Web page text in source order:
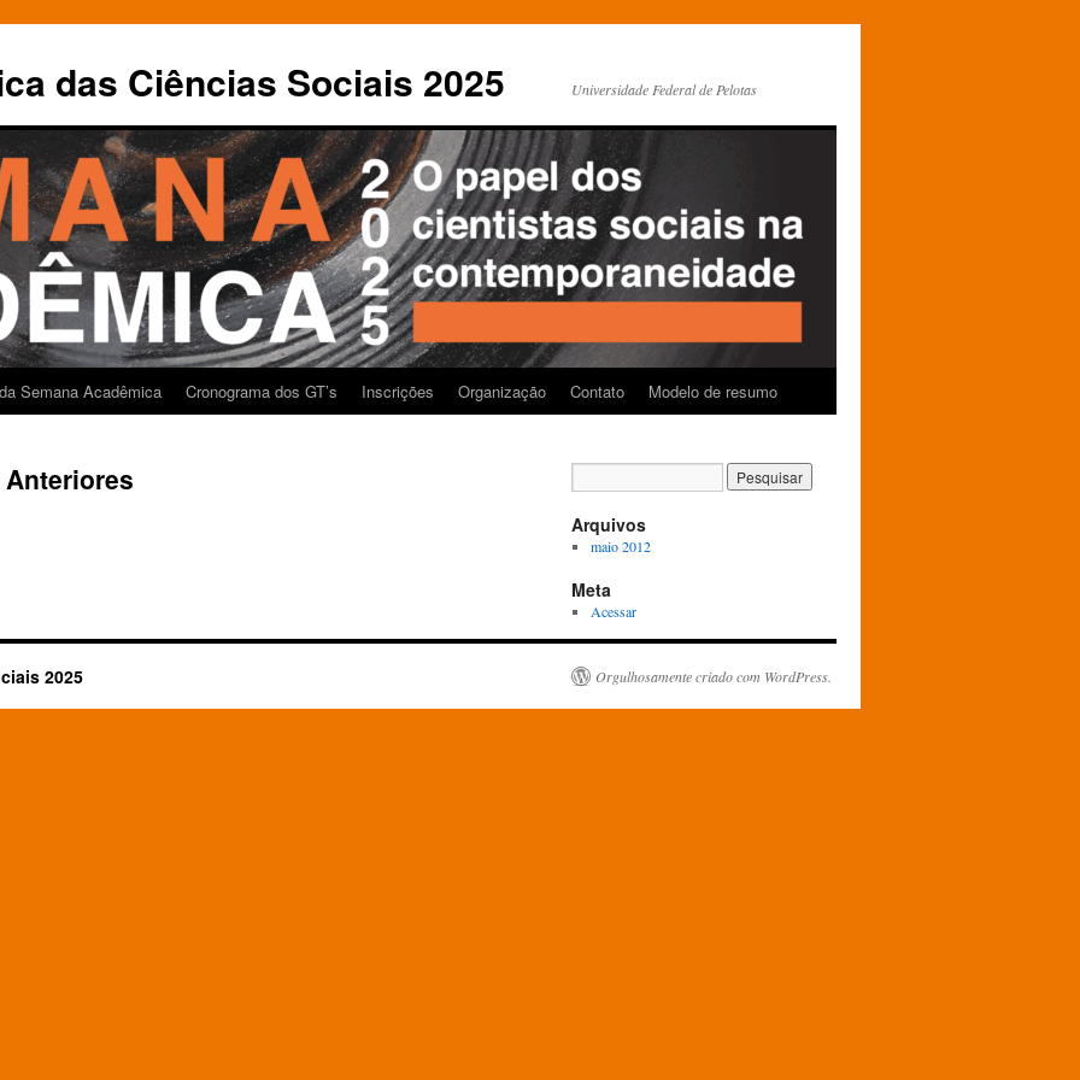
das Ciências Sociais 2025 Universidade Federal de Pelotas
Semana Acadêmica Cronograma dos GT’s Inscrições Organização Contato Modelo de resumo
Arquivos
maio 2012
Meta
Acessar
2025 Orgulhosamente criado com WordPress.